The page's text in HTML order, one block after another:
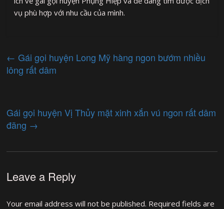
vụ phù hợp với nhu cầu của mình.
← Gái gọi huyện Long Mỹ hàng ngon bướm nhiều
lông rất dâm
Gái gọi huyện Vị Thủy mặt xinh xắn vú ngon rất dâm
đãng →
Leave a Reply
Your email address will not be published. Required fields are